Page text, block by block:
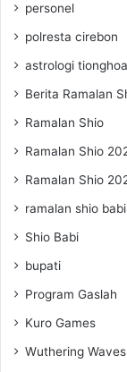
personel
polresta cirebon
astrologi tionghoa
Berita Ramalan
Ramalan Shio
Ramalan Shio
Ramalan Shio
ramalan shio babi
Shio Babi
bupati
Program Gaslah
Kuro Games
Wuthering Waves